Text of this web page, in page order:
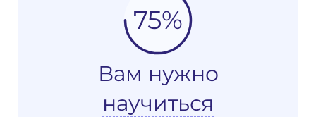
75%
Вам нужно
научиться